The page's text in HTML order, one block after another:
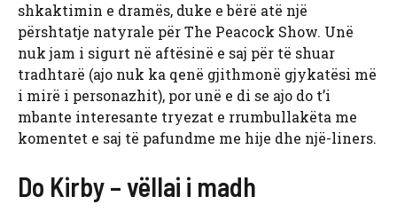
shkaktimin e dramës, duke e bërë atë një
përshtatje natyrale për The Peacock Show. Unë
nuk jam i sigurt në aftësinë e saj për të shuar
tradhtarë (ajo nuk ka qenë gjithmonë gjykatësi më
i mirë i personazhit), por unë e di se ajo do t’i
mbante interesante tryezat e rrumbullakëta me
komentet e saj të pafundme me hije dhe një-liners.
Do Kirby – vëllai i madh